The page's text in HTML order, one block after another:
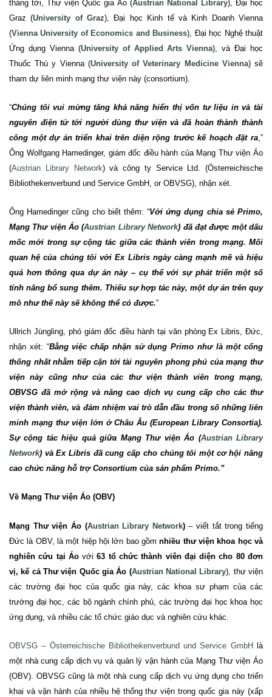
tháng tới, Thư viện Quốc gia Áo (Austrian National Library), Đại học
Graz (University of Graz), Đại học Kinh tế và Kinh Doanh Vienna
(Vienna University of Economics and Business), Đại học Nghệ thuật
Ứng dụng Vienna (University of Applied Arts Vienna), và Đại học
Thuốc Thú y Vienna (University of Veterinary Medicine Vienna) sẽ
tham dự liên minh mạng thư viện này (consortium).
“Chúng tôi vui mừng tăng khả năng hiển thị vốn tư liệu in và tài
nguyên điện tử tới người dùng thư viện và đã hoàn thành thành
công một dự án triển khai trên diện rộng trước kế hoạch đặt ra,”
Ông Wolfgang Hamedinger, giám đốc điều hành của Mạng Thư viện Áo
(Austrian Library Network) và công ty Service Ltd. (Österreichische
Bibliothekenverbund und Service GmbH, or OBVSG), nhận xét.
Ông Hamedinger cũng cho biết thêm: “Với ứng dụng chia sẻ Primo,
Mạng Thư viện Áo (Austrian Library Network) đã đạt được một dấu
mốc mới trong sự cộng tác giữa các thành viên trong mạng. Mối
quan hệ của chúng tôi với Ex Libris ngày càng mạnh mẽ và hiệu
quả hơn thông qua dự ánnày – cụ thể với sự phát triển một số
tính năng bổ sung thêm. Thiếu sự hợp tác này, một dự ántrên quy
mô như thế này sẽ không thể có được.”
Ullrich Jüngling, phó giám đốc điều hành tại văn phòng Ex Libris, Đức,
nhận xét: “Bằng việc chấp nhận sử dụng Primo như là một cổng
thống nhất nhằm tiếp cận tới tài nguyên phong phú của mạng thư
viện này cũng như của các thư viện thành viên trong mạng,
OBVSG đã mở rộng và nâng cao dịch vụ cung cấp cho các thư
viện thành viên, và đảm nhiệm vai trò dẫn đầu trong số những liên
minh mạng thư viện lớn ở Châu Âu (European Library Consortia).
Sự cộng tác hiệu quả giữa Mạng Thư viện Áo (Austrian Library
Network) và Ex Libris đã cung cấp cho chúng tôi một cơ hội nâng
cao chức năng hỗ trợ Consortium của sản phẩm Primo.”
Về Mạng Thư viện Áo (OBV)
Mạng Thư viện Áo (Austrian Library Network)– viết tắt trong tiếng
Đức là OBV, là một hiệp hội lớn bao gồmnhiều thư viện khoa học và
nghiên cứu tại Áovới63 tổ chức thành viên đại diện cho 80 đơn
vị, kể cả Thư viện Quốc gia Áo (Austrian National Library), thư viện
các trường đại học của quốc gia này, các khoa sư phạm của các
trường đại học, các bộ ngành chính phủ, các trường đại học khoa học
ứng dụng, và nhiều các tổ chức giáo dục và nghiên cứu khác.
OBVSG – Österreichische Bibliothekenverbund und Service GmbHlà
một nhà cung cấp dịch vụ và quản lý vận hành của Mạng Thư viện Áo
(OBV). OBVSG cũng là một nhà cung cấp dịch vụ ứng dụng cho triển
khai và vận hành của nhiều hệ thống thư viện trong quốc gia này (xấp